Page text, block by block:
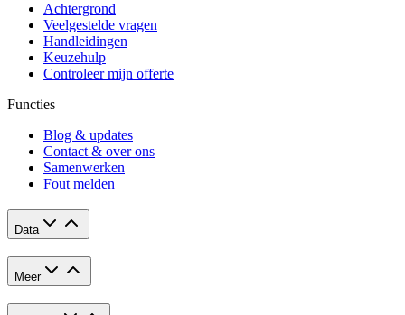
Achtergrond
Veelgestelde vragen
Handleidingen
Keuzehulp
Controleer mijn offerte
Functies
Blog & updates
Contact & over ons
Samenwerken
Fout melden
Data
Meer